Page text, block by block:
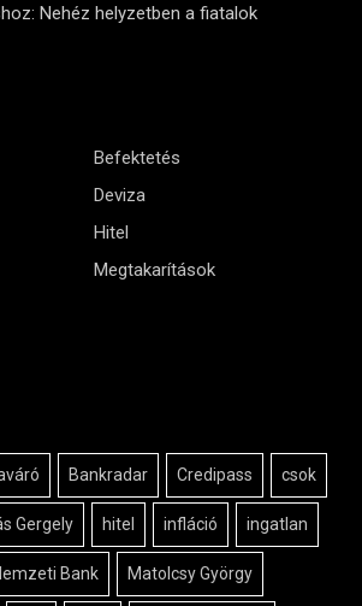
Nehéz helyzetben a fiatalok
Befektetés
Deviza
Hitel
Megtakarítások
Bankradar Credipass csok
Gergely hitel infláció ingatlan
Bank Matolcsy György